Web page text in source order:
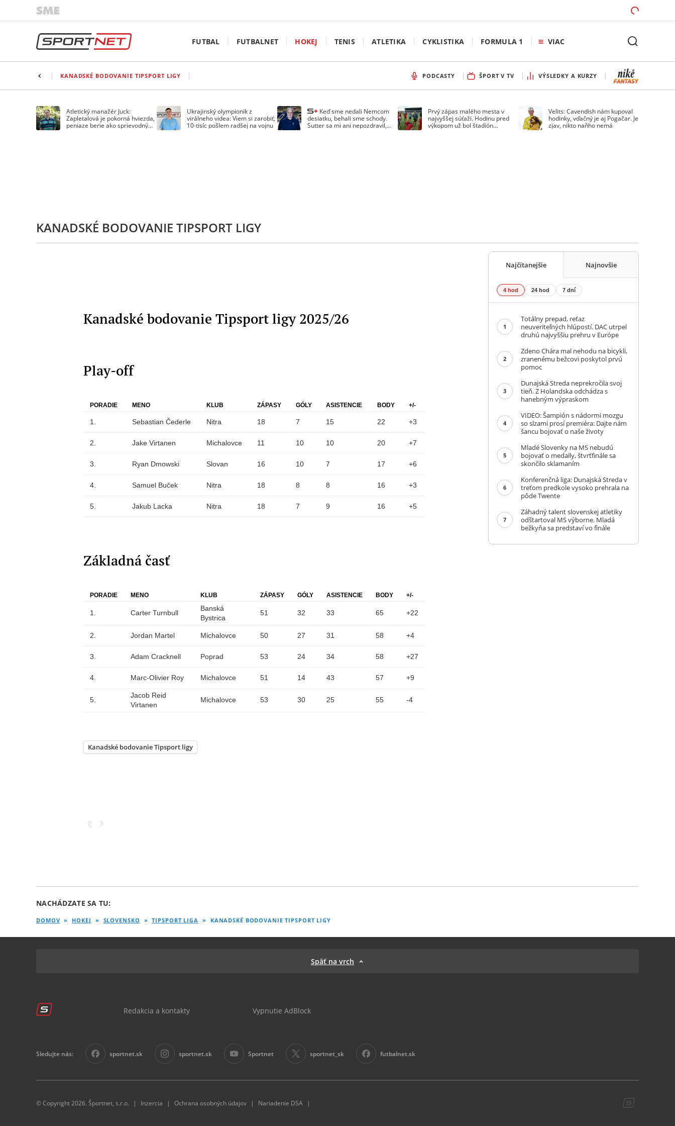
FUTBAL FUTBALNET HOKEJ TENIS ATLETIKA CYKLISTIKA FORMULA 1 VIAC
KANADSKÉ BODOVANIE TIPSPORT LIGY PODCASTY ŠPORT V TV VÝSLEDKY A KURZY
Atletický manažér Juck:
Zapletalová je pokorná hviezda,
peniaze berie ako sprievodný
Ukrajinský olympionik z
virálneho videa: Viem si zarobiť,
10-tisíc pošlem radšej na vojnu
Keď sme nedali Nemcom
desiatku, behali sme schody.
Sutter sa mi ani nepozdravil,
Prvý zápas malého mesta v
najvyššej súťaži. Hodinu pred
výkopom už bol štadión
Velits: Cavendish nám kupoval
hodinky, vďačný je aj Pogačar. Je
zjav, nikto naňho nemá
KANADSKÉ BODOVANIE TIPSPORT LIGY
Kanadské bodovanie Tipsport ligy 2025/26
Play-off
PORADIE MENO KLUB ZÁPASY GÓLY ASISTENCIE BODY +/-
1. Sebastian Čederle Nitra 18 7 15 22 +3
2. Jake Virtanen Michalovce 11 10 10 20 +7
3. Ryan Dmowski Slovan 16 10 7 17 +6
4. Samuel Buček Nitra 18 8 8 16 +3
5. Jakub Lacka Nitra 18 7 9 16 +5
Základná časť
PORADIE MENO KLUB ZÁPASY GÓLY ASISTENCIE BODY +/-
1. Carter Turnbull
Banská
Bystrica
51 32 33 65 +22
2. Jordan Martel Michalovce 50 27 31 58 +4
3. Adam Cracknell Poprad 53 24 34 58 +27
4. Marc-Olivier Roy Michalovce 51 14 43 57 +9
5.
Jacob Reid
Virtanen
Michalovce 53 30 25 55 -4
Kanadské bodovanie Tipsport ligy
Najčítanejšie Najnovšie
4 hod 24 hod 7 dní
1
Totálny prepad, reťaz
neuveriteľných hlúpostí. DAC utrpel
druhú najvyššiu prehru v Európe
2
Zdeno Chára mal nehodu na bicykli,
zranenému bežcovi poskytol prvú
pomoc
3
Dunajská Streda neprekročila svoj
tieň. Z Holandska odchádza s
hanebným výpraskom
4
VIDEO: Šampión s nádormi mozgu
so slzami prosí premiéra: Dajte nám
šancu bojovať o naše životy
5
Mladé Slovenky na MS nebudú
bojovať o medaily, štvrťfinále sa
skončilo sklamaním
6
Konferenčná liga: Dunajská Streda v
treťom predkole vysoko prehrala na
pôde Twente
7
Záhadný talent slovenskej atletiky
odštartoval MS výborne. Mladá
bežkyňa sa predstaví vo finále
NACHÁDZATE SA TU:
DOMOV » HOKEJ » SLOVENSKO » TIPSPORT LIGA » KANADSKÉ BODOVANIE TIPSPORT LIGY
Späť na vrch
Redakcia a kontakty Vypnutie AdBlock
Sledujte nás: sportnet.sk sportnet.sk Sportnet sportnet_sk futbalnet.sk
© Copyright 2026. Športnet, s.r.o. | Inzercia | Ochrana osobných údajov | Nariadenie DSA |